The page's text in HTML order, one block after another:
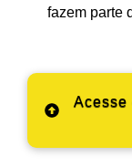
fazem parte
Acesse